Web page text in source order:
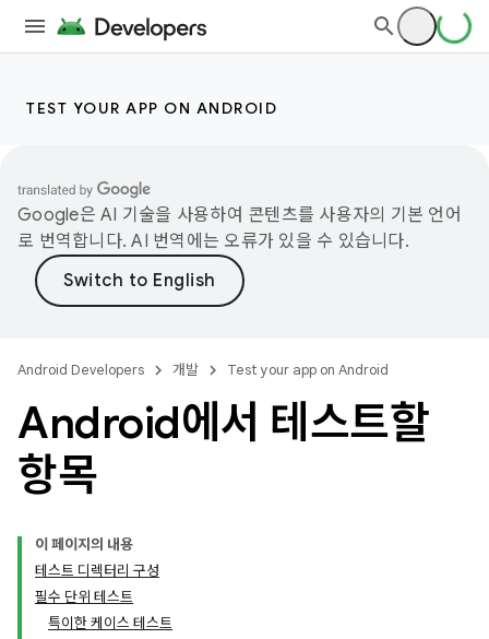
TEST YOUR APP ON ANDROID
Google은 AI 기술을 사용하여 콘텐츠를 사용자의 기본 언어
로 번역합니다. AI 번역에는 오류가 있을 수 있습니다.
Android Developers 개발 Test your app on Android
Android에서 테스트할
항목
이 페이지의 내용
테스트 디렉터리 구성
필수 단위 테스트
특이한 케이스 테스트